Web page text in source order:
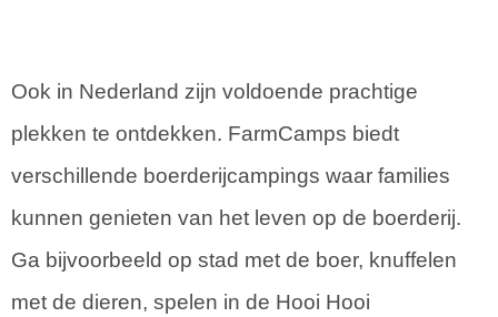
Ook in Nederland zijn voldoende prachtige
plekken te ontdekken. FarmCamps biedt
verschillende boerderijcampings waar families
kunnen genieten van het leven op de boerderij.
Ga bijvoorbeeld op stad met de boer, knuffelen
met de dieren, spelen in de Hooi Hooi